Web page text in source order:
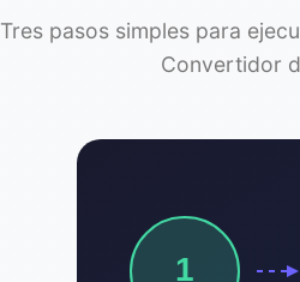
Tres pasos simples para
Convertidor
1